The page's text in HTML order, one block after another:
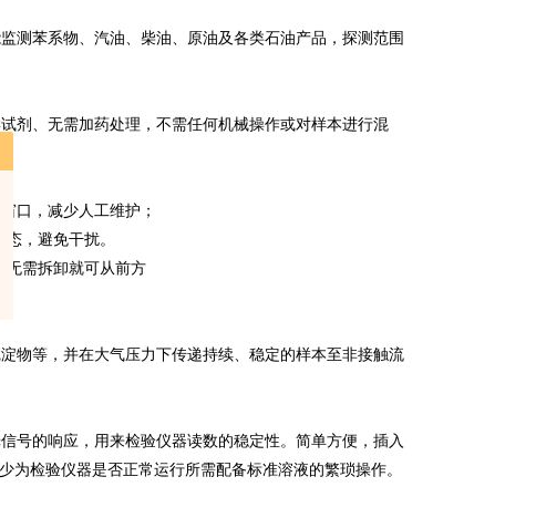
苯系物、汽油、柴油、原油及各类石油产品，探测范围
剂、无需加药处理，不需任何机械操作或对样本进行混
口，减少人工维护；
，避免干扰。
需拆卸就可从前方
物等，并在大气压力下传递持续、稳定的样本至非接触流
的响应，用来检验仪器读数的稳定性。简单方便，插入
为检验仪器是否正常运行所需配备标准溶液的繁琐操作。